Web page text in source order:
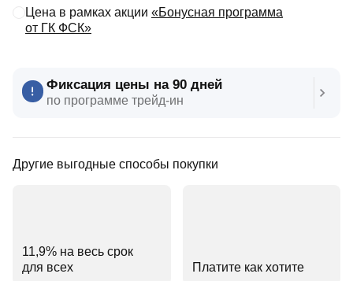
Фиксация цены на 90 дней
по программе трейд‑ин
Другие выгодные способы покупки
11,9% на весь срок
для всех
Платите как хотите
Цена в рамках акции «Бонусная программа
от ГК ФСК»